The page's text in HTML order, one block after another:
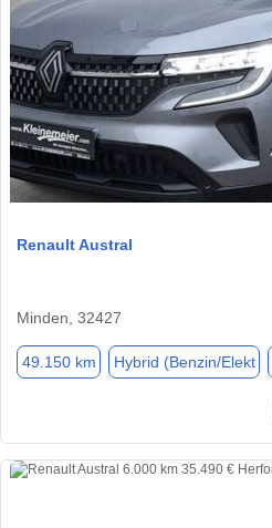
Renault Austral
Minden, 32427
49.150 km Hybrid (Benzin/Elekt